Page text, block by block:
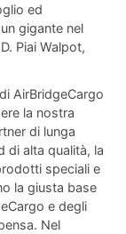
ed
gigante nel
Piai Walpot,
AirBridgeCargo
la nostra
di lunga
di alta qualità, la
speciali e
la giusta base
e degli
Nel